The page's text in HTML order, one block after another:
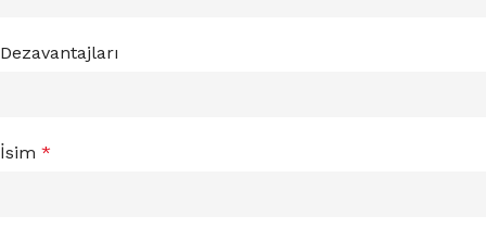
Dezavantajları
İsim *